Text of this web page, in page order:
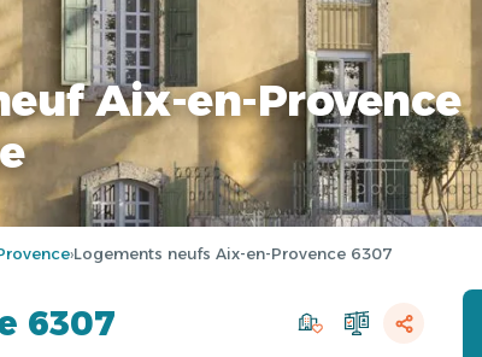
Aix-en-Provence
›Logements neufs Aix-en-Provence 6307
6307